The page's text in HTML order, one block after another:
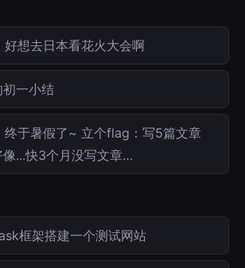
好想去日本看花火大会啊
初一小结
终于暑假了~ 立个flag：写5篇文章
像...快3个月没写文章…
框架搭建一个测试网站